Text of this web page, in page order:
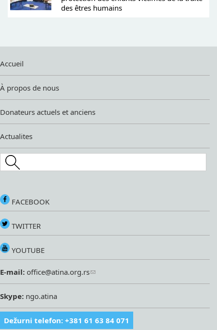
des êtres humains
Accueil
À propos de nous
Donateurs actuels et anciens
Actualites
Search this site
FACEBOOK
TWITTER
YOUTUBE
E-mail: office@atina.org.rs
Skype: ngo.atina
Dežurni telefon: +381 61 63 84 071